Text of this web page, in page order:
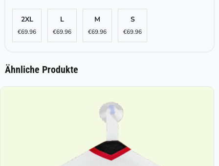
2XL
€69.96
L
€69.96
M
€69.96
S
€69.96
Ähnliche Produkte